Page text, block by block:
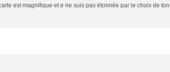
est magnifique et e ne suis pas étonnée par le choix de ton